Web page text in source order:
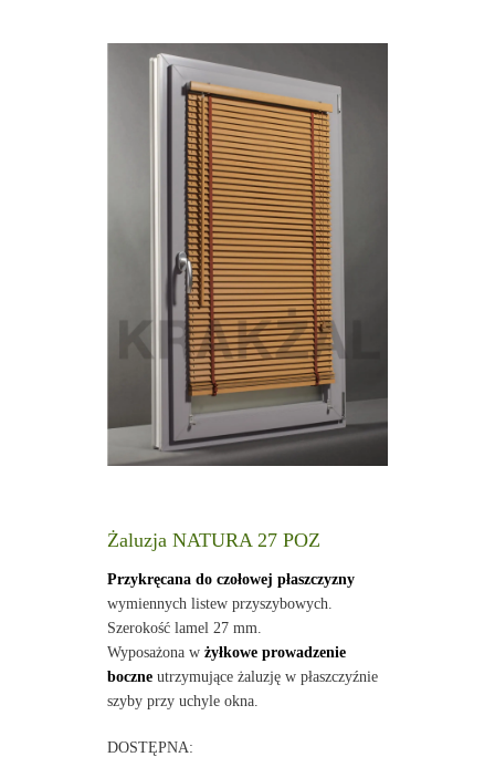
Żaluzja NATURA 27 POZ
Przykręcana do czołowej płaszczyzny
wymiennych listew przyszybowych.
Szerokość lamel 27 mm.
Wyposażona w żyłkowe prowadzenie
boczneutrzymujące żaluzję w płaszczyźnie
szyby przy uchyle okna.
DOSTĘPNA: